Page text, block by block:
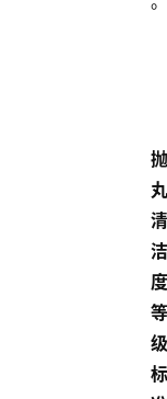
抛
丸
清
洁
度
等
级
标